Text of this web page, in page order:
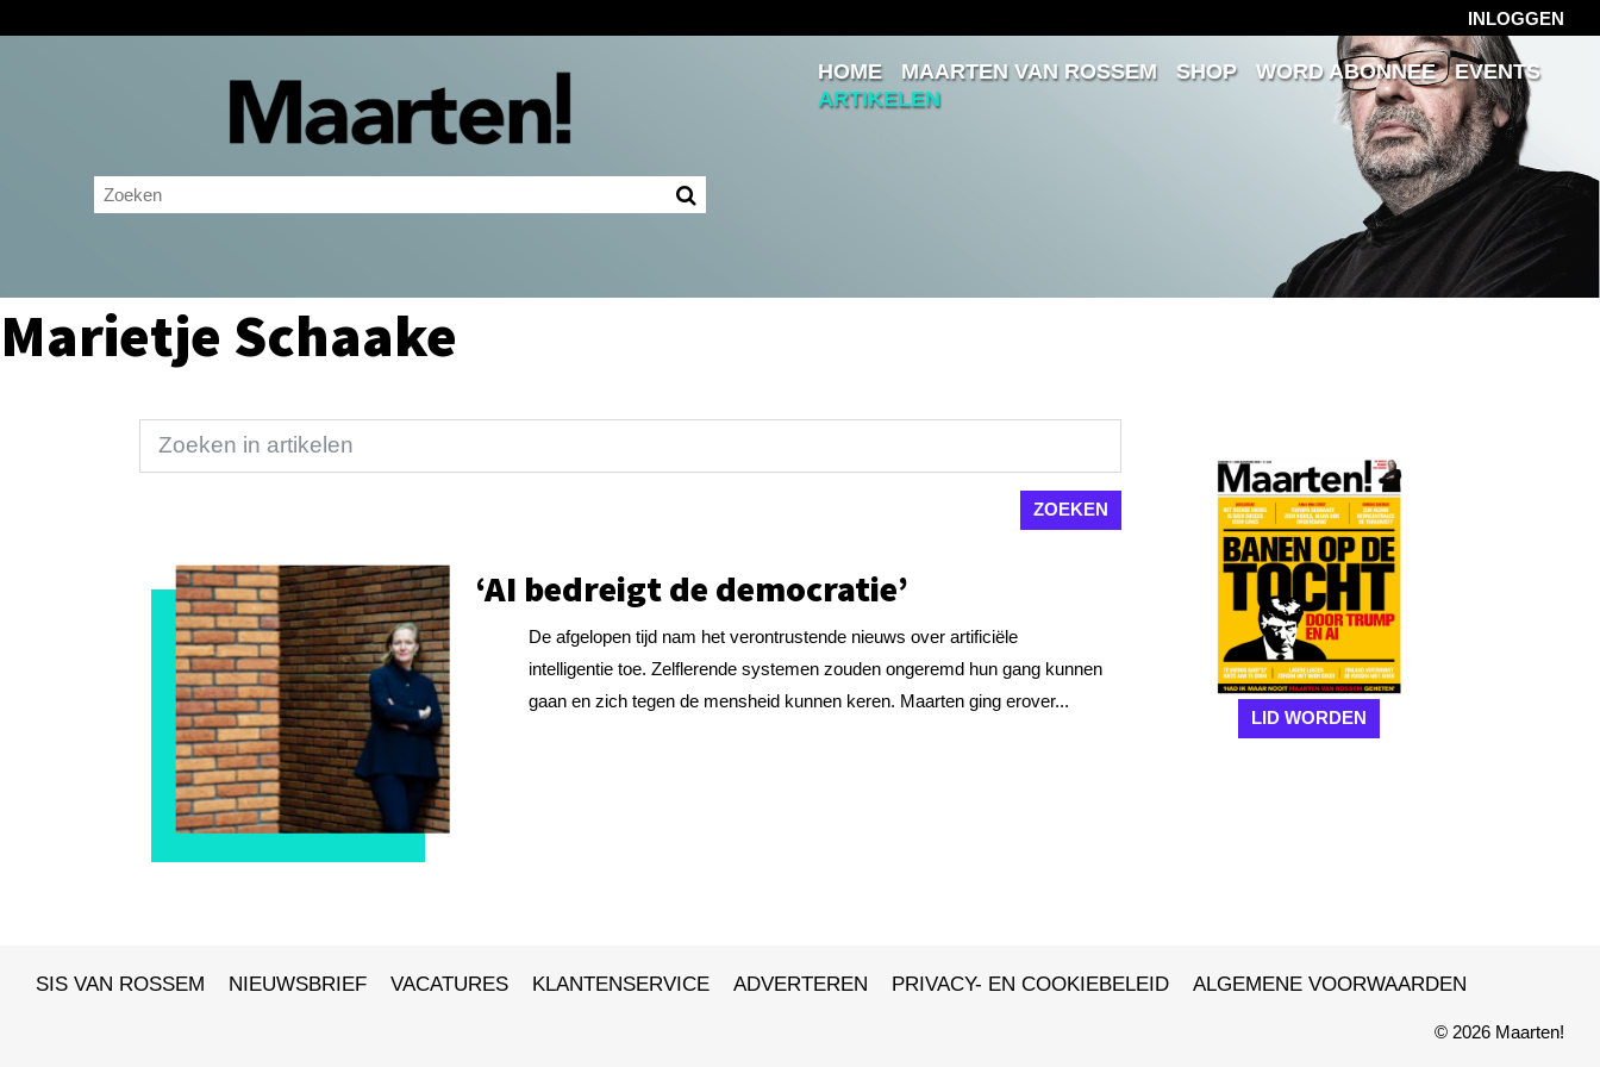
INLOGGEN
Inloggen
Ingelogd blijven
HOME MAARTEN VAN ROSSEM SHOP WORD ABONNEE
EVENTS
ARTIKELEN
Marietje Schaake
‘AI bedreigt de democratie’
De afgelopen tijd nam het verontrustende nieuws over artificiële
intelligentie toe. Zelflerende systemen zouden ongeremd hun gang kunnen
gaan en zich tegen de mensheid kunnen keren. Maarten ging erover...
LID WORDEN
SIS VAN ROSSEM NIEUWSBRIEF VACATURES KLANTENSERVICE ADVERTEREN PRIVACY- EN COOKIEBELEID ALGEMENE VOORWAARDEN
© 2026 Maarten!